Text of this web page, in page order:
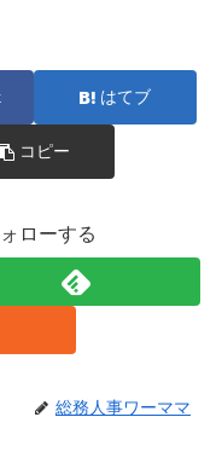
はてブ
コピー
ローする
総務人事ワーママ